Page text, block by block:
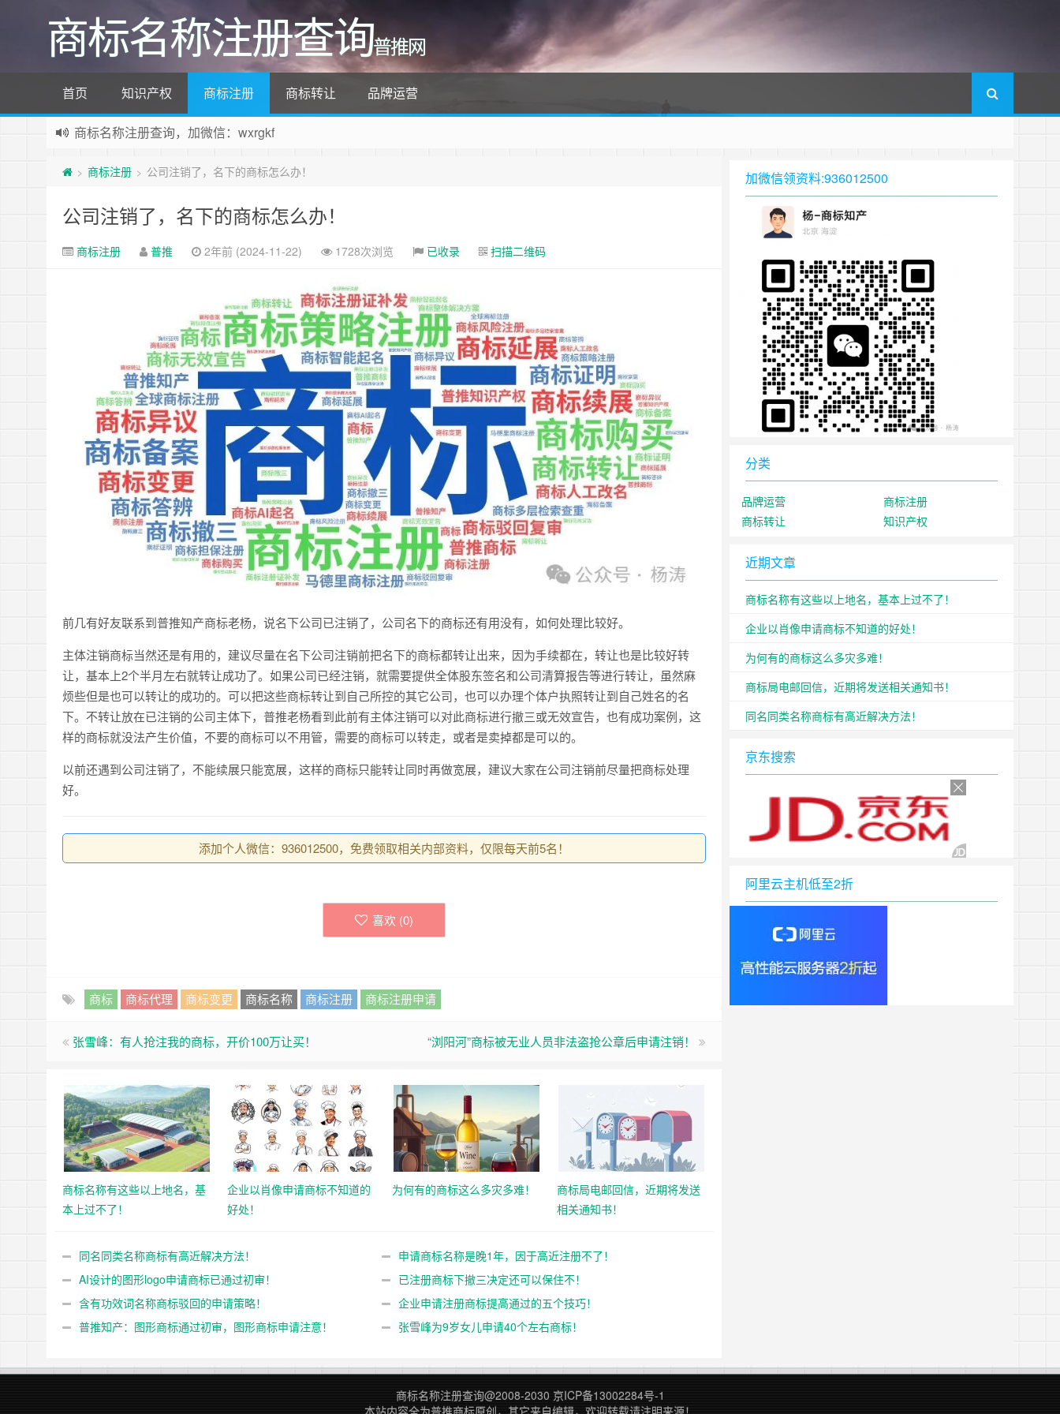
商标名称注册查询普推网
首页 知识产权 商标注册 商标转让 品牌运营
商标名称注册查询，加微信：wxrgkf
> 商标注册 > 公司注销了，名下的商标怎么办！
公司注销了，名下的商标怎么办！
商标注册 普推 2年前 (2024-11-22) 1728次浏览 已收录 扫描二维码
前几有好友联系到普推知产商标老杨，说名下公司已注销了，公司名下的商标还有用没有，如何处理比较好。
主体注销商标当然还是有用的，建议尽量在名下公司注销前把名下的商标都转让出来，因为手续都在，转让也是比较好转
让，基本上2个半月左右就转让成功了。如果公司已经注销，就需要提供全体股东签名和公司清算报告等进行转让，虽然麻
烦些但是也可以转让的成功的。可以把这些商标转让到自己所控的其它公司，也可以办理个体户执照转让到自己姓名的名
下。不转让放在已注销的公司主体下，普推老杨看到此前有主体注销可以对此商标进行撤三或无效宣告，也有成功案例，这
样的商标就没法产生价值，不要的商标可以不用管，需要的商标可以转走，或者是卖掉都是可以的。
以前还遇到公司注销了，不能续展只能宽展，这样的商标只能转让同时再做宽展，建议大家在公司注销前尽量把商标处理
好。
添加个人微信：936012500，免费领取相关内部资料，仅限每天前5名！
喜欢 (0)
商标 商标代理 商标变更 商标名称 商标注册 商标注册申请
张雪峰：有人抢注我的商标，开价100万让买！ “浏阳河”商标被无业人员非法盗抢公章后申请注销！
商标名称有这些以上地名，基
本上过不了！
企业以肖像申请商标不知道的
好处！
为何有的商标这么多灾多难！
商标局电邮回信，近期将发送
相关通知书！
同名同类名称商标有高近解决方法！
申请商标名称是晚1年，因于高近注册不了！
AI设计的图形logo申请商标已通过初审！
已注册商标下撤三决定还可以保住不！
含有功效词名称商标驳回的申请策略！
企业申请注册商标提高通过的五个技巧！
普推知产：图形商标通过初审，图形商标申请注意！
张雪峰为9岁女儿申请40个左右商标！
加微信领资料:936012500
分类
品牌运营
商标注册
商标转让
知识产权
近期文章
商标名称有这些以上地名，基本上过不了！
企业以肖像申请商标不知道的好处！
为何有的商标这么多灾多难！
商标局电邮回信，近期将发送相关通知书！
同名同类名称商标有高近解决方法！
京东搜索
阿里云主机低至2折
商标名称注册查询@2008-2030 京ICP备13002284号-1